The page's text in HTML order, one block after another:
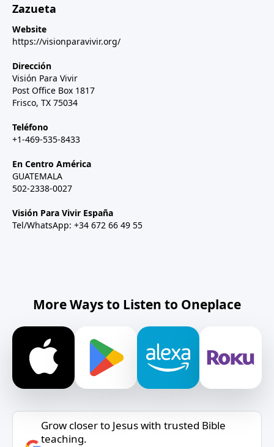
Zazueta
Website
https://visionparavivir.org/
Dirección
Visión Para Vivir
Post Office Box 1817
Frisco, TX 75034
Teléfono
+1-469-535-8433
En Centro América
GUATEMALA
502-2338-0027
Visión Para Vivir España
Tel/WhatsApp: +34 672 66 49 55
More Ways to Listen to Oneplace
Grow closer to Jesus with trusted Bible
teaching.